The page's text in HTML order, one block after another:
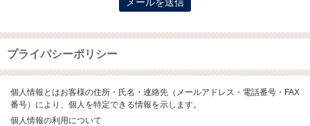
プライバシーポリシー
個人情報とはお客様の住所・氏名・連絡先（メールアドレス・電話番号・FAX
番号）により、個人を特定できる情報を示します。
個人情報の利用について